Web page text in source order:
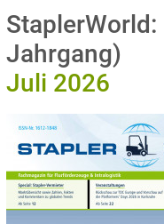
Jahrgang)
Juli 2026